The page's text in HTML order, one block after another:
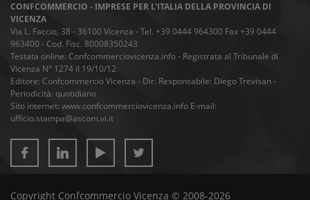
CONFCOMMERCIO - IMPRESE PER L'ITALIA DELLA PROVINCIA DI
VICENZA
Via L. Faccio, 38 - 36100 Vicenza - Tel. +39 0444 964300 Fax +39 0444
963400 - Cod. Fisc. 80008350243
Testata online: Confcommerciovicenza.info - Registrata al Tribunale di
Vicenza N° 1274 il 19/10/12
Editore: Confcommercio Vicenza - Dir. Responsabile: Diego Trevisan -
Periodicità: quotidiano
Sito internet: www.confcommerciovicenza.info E-mail:
ufficio.stampa@ascom.vi.it
Copyright Confcommercio Vicenza © 2008-2026